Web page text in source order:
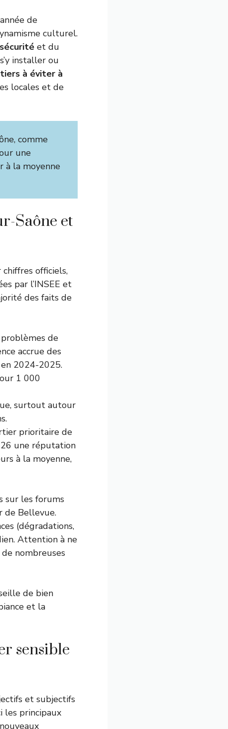
de
culturel.
sécurité et du
installer ou
à éviter à
locales et de
comme
une
à la moyenne
Saône et
chiffres officiels,
par l’INSEE et
des faits de
de
accrue des
2024-2025.
1 000
surtout autour
prioritaire de
une réputation
à la moyenne,
sur les forums
de Bellevue.
(dégradations,
Attention à ne
nombreuses
de bien
et la
sensible
et subjectifs
les principaux